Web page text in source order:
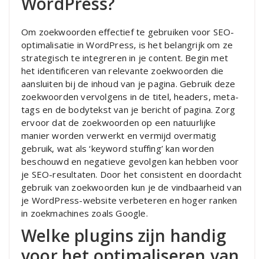
Om zoekwoorden effectief te gebruiken voor SEO-
optimalisatie in WordPress, is het belangrijk om ze
strategisch te integreren in je content. Begin met
het identificeren van relevante zoekwoorden die
aansluiten bij de inhoud van je pagina. Gebruik deze
zoekwoorden vervolgens in de titel, headers, meta-
tags en de bodytekst van je bericht of pagina. Zorg
ervoor dat de zoekwoorden op een natuurlijke
manier worden verwerkt en vermijd overmatig
gebruik, wat als ‘keyword stuffing’ kan worden
beschouwd en negatieve gevolgen kan hebben voor
je SEO-resultaten. Door het consistent en doordacht
gebruik van zoekwoorden kun je de vindbaarheid van
je WordPress-website verbeteren en hoger ranken
in zoekmachines zoals Google.
Welke plugins zijn handig